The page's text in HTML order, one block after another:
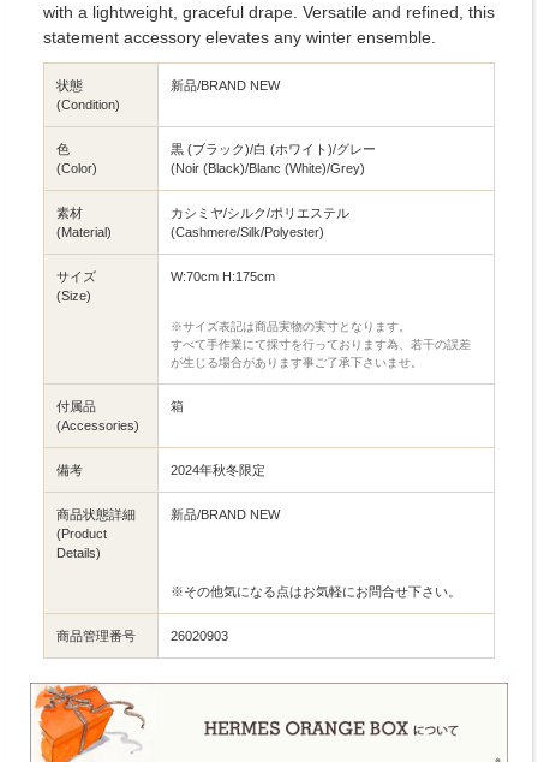
with a lightweight, graceful drape. Versatile and refined, this
statement accessory elevates any winter ensemble.
状態
(Condition)
新品/BRAND NEW
色
(Color)
黒 (ブラック)/白 (ホワイト)/グレー
(Noir (Black)/Blanc (White)/Grey)
素材
(Material)
カシミヤ/シルク/ポリエステル
(Cashmere/Silk/Polyester)
サイズ
(Size)
W:70cm H:175cm
※サイズ表記は商品実物の実寸となります。
すべて手作業にて採寸を行っております為、若干の誤差
が生じる場合があります事ご了承下さいませ。
付属品
(Accessories)
箱
備考 2024年秋冬限定
商品状態詳細
(Product
Details)
新品/BRAND NEW
※その他気になる点はお気軽にお問合せ下さい。
商品管理番号 26020903